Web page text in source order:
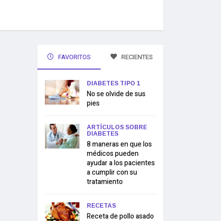
FAVORITOS RECIENTES
DIABETES TIPO 1
No se olvide de sus
pies
ARTÍCULOS SOBRE
DIABETES
8 maneras en que los
médicos pueden
ayudar a los pacientes
a cumplir con su
tratamiento
RECETAS
Receta de pollo asado